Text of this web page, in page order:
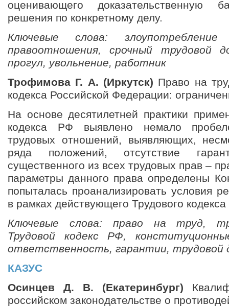
оценивающего доказательственную
решения по конкретному делу.
Ключевые слова:
правоотношения, срочный трудовой
прогул, увольнение, работник
Трофимова Г. А. (Иркутск) Право на
кодекса Российской Федерации:
На основе десятилетней практики
кодекса РФ выявлено немало
трудовых отношений, выявляющих,
ряда положений, отсутствие
существенного из всех трудовых прав –
параметры данного права определены
попыталась проанализировать условия
в рамках действующего Трудового
Ключевые слова: право на труд,
Трудовой кодекс РФ,
ответственность, гарантии, трудовой
КАЗУС
Осинцев Д. В. (Екатеринбург)
российском законодательстве о